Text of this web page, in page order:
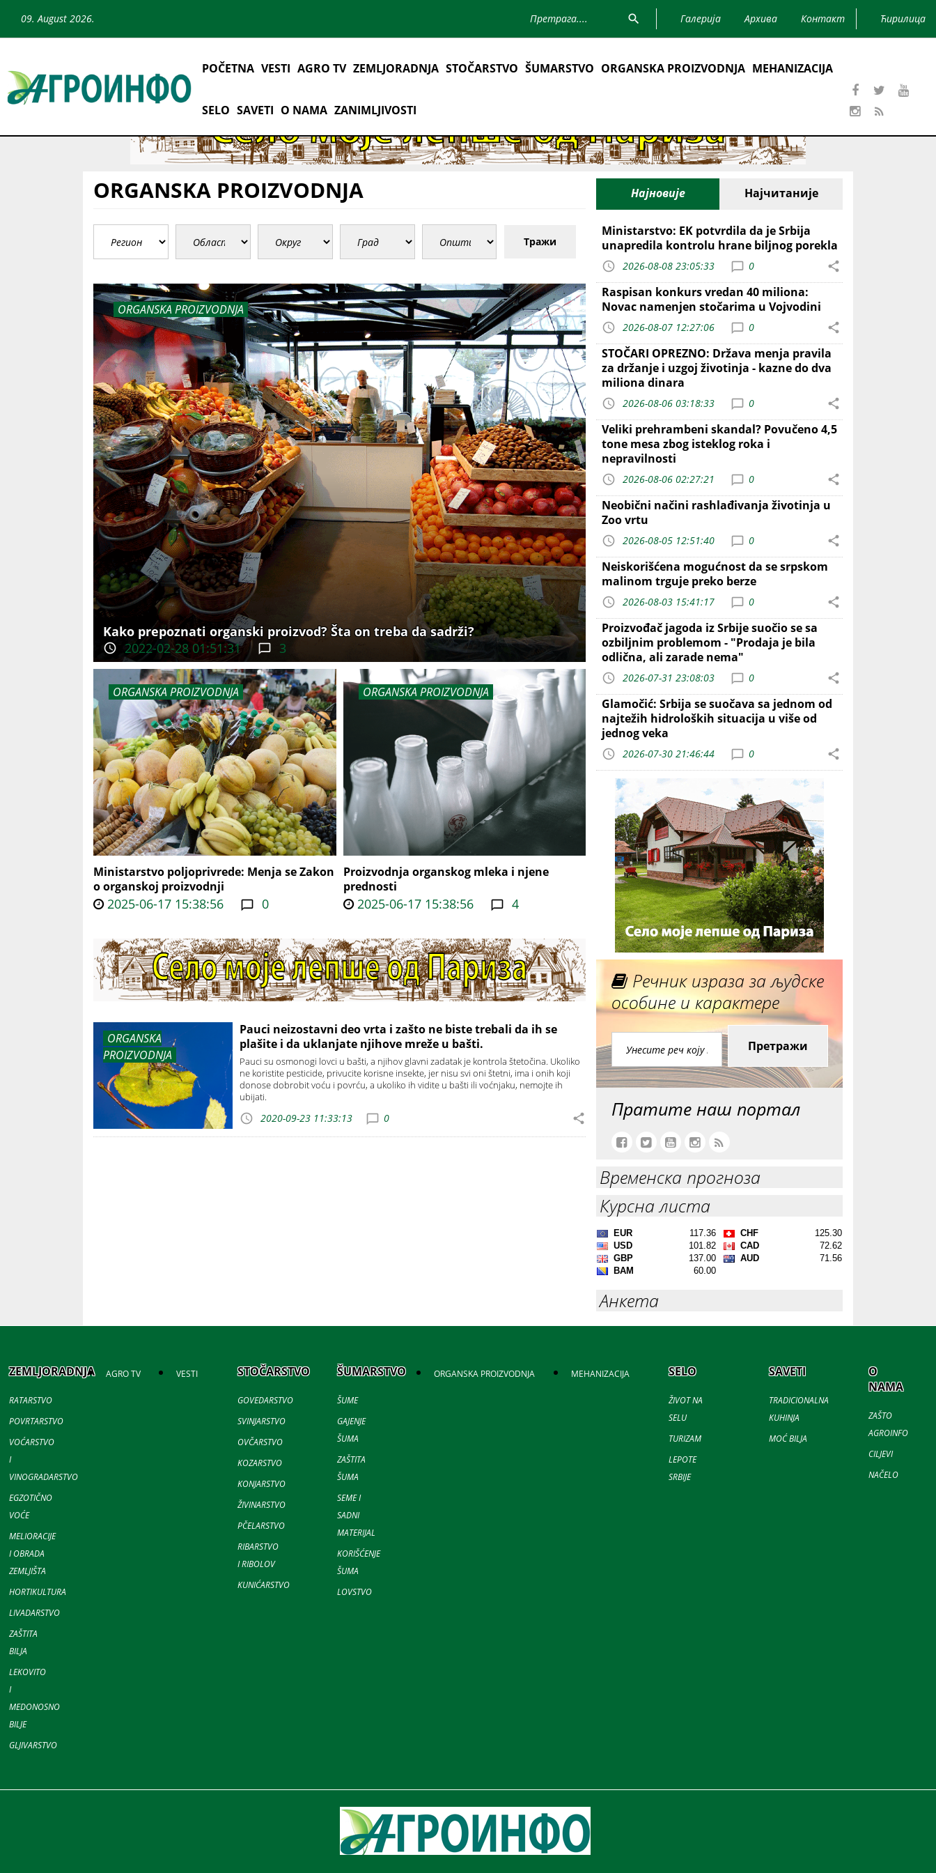
09. August 2026. Галерија Архива Контакт Ћирилица
POČETNA VESTI AGRO TV ZEMLJORADNJA STOČARSTVO ŠUMARSTVO ORGANSKA PROIZVODNJA MEHANIZACIJA
SELO SAVETI O NAMA ZANIMLJIVOSTI
ORGANSKA PROIZVODNJA
Тражи
ORGANSKA PROIZVODNJA
Kako prepoznati organski proizvod? Šta on treba da sadrži?
2022-02-28 01:51:31
3
ORGANSKA PROIZVODNJA
Ministarstvo poljoprivrede: Menja se Zakon
o organskoj proizvodnji
2025-06-17 15:38:56 0
ORGANSKA PROIZVODNJA
Proizvodnja organskog mleka i njene
prednosti
2025-06-17 15:38:56 4
ORGANSKA
PROIZVODNJA
Pauci neizostavni deo vrta i zašto ne biste trebali da ih se
plašite i da uklanjate njihove mreže u bašti.
Pauci su osmonogi lovci u bašti, a njihov glavni zadatak je kontrola štetočina. Ukoliko
ne koristite pesticide, privucite korisne insekte, jer nisu svi oni štetni, ima i onih koji
donose dobrobit voću i povrću, a ukoliko ih vidite u bašti ili voćnjaku, nemojte ih
ubijati.
2020-09-23 11:33:13 0
Најновије Најчитаније
Ministarstvo: EK potvrdila da je Srbija
unapredila kontrolu hrane biljnog porekla
2026-08-08 23:05:33 0
Raspisan konkurs vredan 40 miliona:
Novac namenjen stočarima u Vojvodini
2026-08-07 12:27:06 0
STOČARI OPREZNO: Država menja pravila
za držanje i uzgoj životinja - kazne do dva
miliona dinara
2026-08-06 03:18:33 0
Veliki prehrambeni skandal? Povučeno 4,5
tone mesa zbog isteklog roka i
nepravilnosti
2026-08-06 02:27:21 0
Neobični načini rashlađivanja životinja u
Zoo vrtu
2026-08-05 12:51:40 0
Neiskorišćena mogućnost da se srpskom
malinom trguje preko berze
2026-08-03 15:41:17 0
Proizvođač jagoda iz Srbije suočio se sa
ozbiljnim problemom - "Prodaja je bila
odlična, ali zarade nema"
2026-07-31 23:08:03 0
Glamočić: Srbija se suočava sa jednom od
najtežih hidroloških situacija u više od
jednog veka
2026-07-30 21:46:44 0
Речник израза за људске
особине и карактере
Претражи
Пратите наш портал
Временска прогноза
Курсна листа
Анкета
ZEMLJORADNJA
RATARSTVO
POVRTARSTVO
VOĆARSTVO
I
VINOGRADARSTVO
EGZOTIČNO
VOĆE
MELIORACIJE
I OBRADA
ZEMLJIŠTA
HORTIKULTURA
LIVADARSTVO
ZAŠTITA
BILJA
LEKOVITO
I
MEDONOSNO
BILJE
GLJIVARSTVO
AGRO TV VESTI STOČARSTVO
GOVEDARSTVO
SVINJARSTVO
OVČARSTVO
KOZARSTVO
KONJARSTVO
ŽIVINARSTVO
PČELARSTVO
RIBARSTVO
I RIBOLOV
KUNIĆARSTVO
ŠUMARSTVO
ŠUME
GAJENJE
ŠUMA
ZAŠTITA
ŠUMA
SEME I
SADNI
MATERIJAL
KORIŠĆENJE
ŠUMA
LOVSTVO
ORGANSKA PROIZVODNJA MEHANIZACIJA SELO
ŽIVOT NA
SELU
TURIZAM
LEPOTE
SRBIJE
SAVETI
TRADICIONALNA
KUHINJA
MOĆ BILJA
O
NAMA
ZAŠTO
AGROINFO
CILJEVI
NAČELO